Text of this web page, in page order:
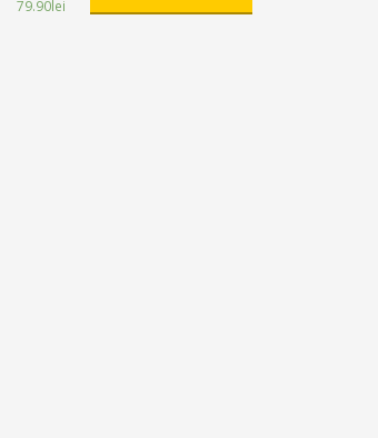
79.90lei